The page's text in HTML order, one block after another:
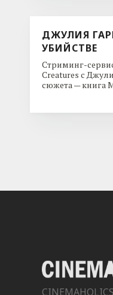
ДЖУЛИЯ
УБИЙСТВЕ
Стриминг-
Creatures с
сюжета — книга